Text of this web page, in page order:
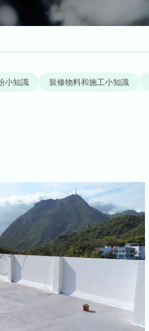
小知識 裝修物料和施工小知識